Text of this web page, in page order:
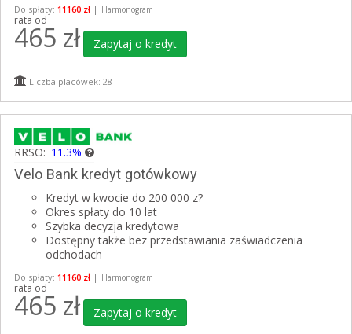
Do spłaty: 11160 zł | Harmonogram
rata od
465 zł Zapytaj o kredyt
Liczba placówek: 28
RRSO: 11.3%
Velo Bank kredyt gotówkowy
Kredyt w kwocie do 200 000 z?
Okres spłaty do 10 lat
Szybka decyzja kredytowa
Dostępny także bez przedstawiania zaświadczenia
odchodach
Do spłaty: 11160 zł | Harmonogram
rata od
465 zł Zapytaj o kredyt